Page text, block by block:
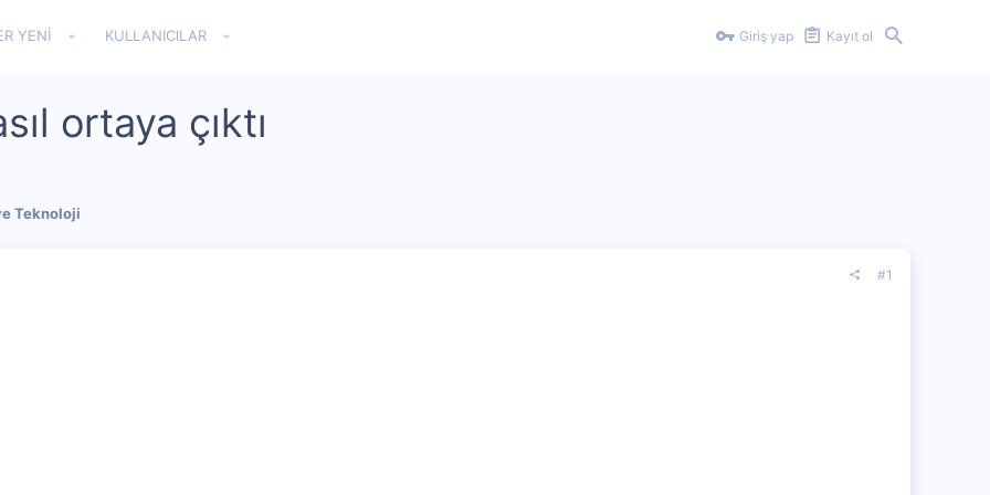
YENI KULLANICILAR Giriş yap Kayıt ol
ortaya çıktı
Teknoloji
#1